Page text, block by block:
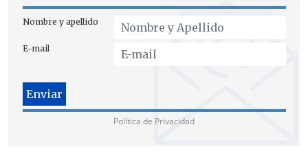
Nombre y apellido
E-mail
Política de Privacidad